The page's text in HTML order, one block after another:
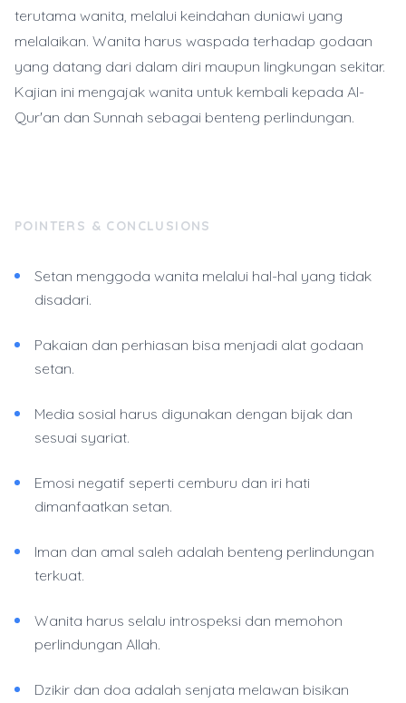
terutama wanita, melalui keindahan duniawi yang
melalaikan. Wanita harus waspada terhadap godaan
yang datang dari dalam diri maupun lingkungan sekitar.
Kajian ini mengajak wanita untuk kembali kepada Al-
Qur'an dan Sunnah sebagai benteng perlindungan.
POINTERS & CONCLUSIONS
Setan menggoda wanita melalui hal-hal yang tidak
disadari.
Pakaian dan perhiasan bisa menjadi alat godaan
setan.
Media sosial harus digunakan dengan bijak dan
sesuai syariat.
Emosi negatif seperti cemburu dan iri hati
dimanfaatkan setan.
Iman dan amal saleh adalah benteng perlindungan
terkuat.
Wanita harus selalu introspeksi dan memohon
perlindungan Allah.
Dzikir dan doa adalah senjata melawan bisikan